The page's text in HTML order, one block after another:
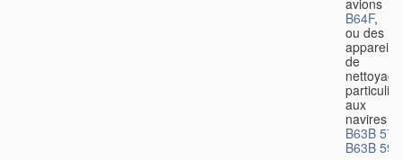
B64F,
ou des
appareils
de
nettoyage
aux
navires
B63B 57/
B63B 59/